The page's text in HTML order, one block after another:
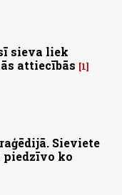
sieva liek
attiecībās
1
Sieviete
ko